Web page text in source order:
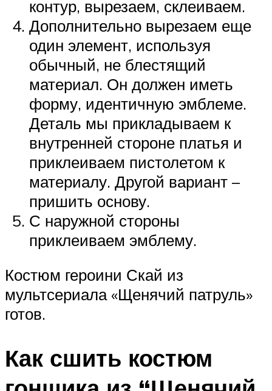
контур, вырезаем, склеиваем.
Дополнительно вырезаем еще
один элемент, используя
обычный, не блестящий
материал. Он должен иметь
форму, идентичную эмблеме.
Деталь мы прикладываем к
внутренней стороне платья и
приклеиваем пистолетом к
материалу. Другой вариант –
пришить основу.
С наружной стороны
приклеиваем эмблему.
Костюм героини Скай из
мультсериала «Щенячий патруль»
готов.
Как сшить костюм